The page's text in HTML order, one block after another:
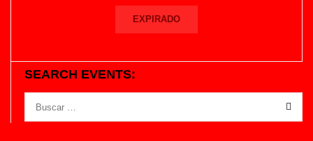
EXPIRADO
SEARCH EVENTS: